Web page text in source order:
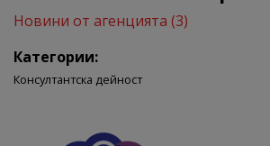
Новини от агенцията (3)
Категории:
Консултантска дейност